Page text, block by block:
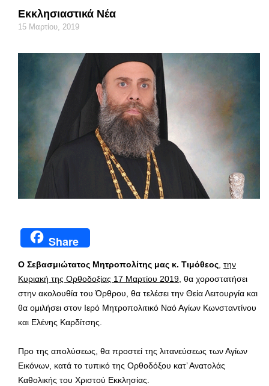
Εκκλησιαστικά Νέα
15 Μαρτίου, 2019
Share
Ο Σεβασμιώτατος Μητροπολίτης μας κ. Τιμόθεος, την
Κυριακή της Ορθοδοξίας 17 Μαρτίου 2019, θα χοροστατήσει
στην ακολουθία του Όρθρου, θα τελέσει την Θεία Λειτουργία και
θα ομιλήσει στον Ιερό Μητροπολιτικό Ναό Αγίων Κωνσταντίνου
και Ελένης Καρδίτσης.
Προ της απολύσεως, θα προστεί της λιτανεύσεως των Αγίων
Εικόνων, κατά το τυπικό της Ορθοδόξου κατ’ Ανατολάς
Καθολικής του Χριστού Εκκλησίας.